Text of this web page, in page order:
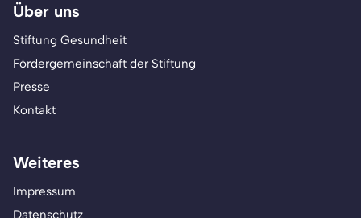
Über uns
Stiftung Gesundheit
Fördergemeinschaft der Stiftung
Presse
Kontakt
Weiteres
Impressum
Datenschutz